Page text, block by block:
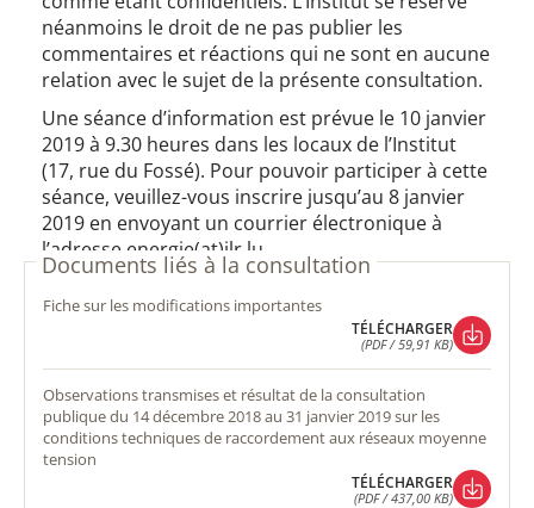
néanmoins le droit de ne pas publier les
commentaires et réactions qui ne sont en aucune
relation avec le sujet de la présente consultation.
Une séance d’information est prévue le 10 janvier
2019 à 9.30 heures dans les locaux de l’Institut
(17, rue du Fossé). Pour pouvoir participer à cette
séance, veuillez-vous inscrire jusqu’au 8 janvier
2019 en envoyant un courrier électronique à
l’adresse energie(at)ilr.lu.
Documents liés à la consultation
fiche sur les modifications importantes
TÉLÉCHARGER
(PDF / 59,91 KB)
TÉLÉCHARGER
observations transmises et résultat de la consultation
publique du 14 décembre 2018 au 31 janvier 2019 sur les
conditions techniques de raccordement aux réseaux moyenne
tension
TÉLÉCHARGER
(PDF / 437,00 KB)